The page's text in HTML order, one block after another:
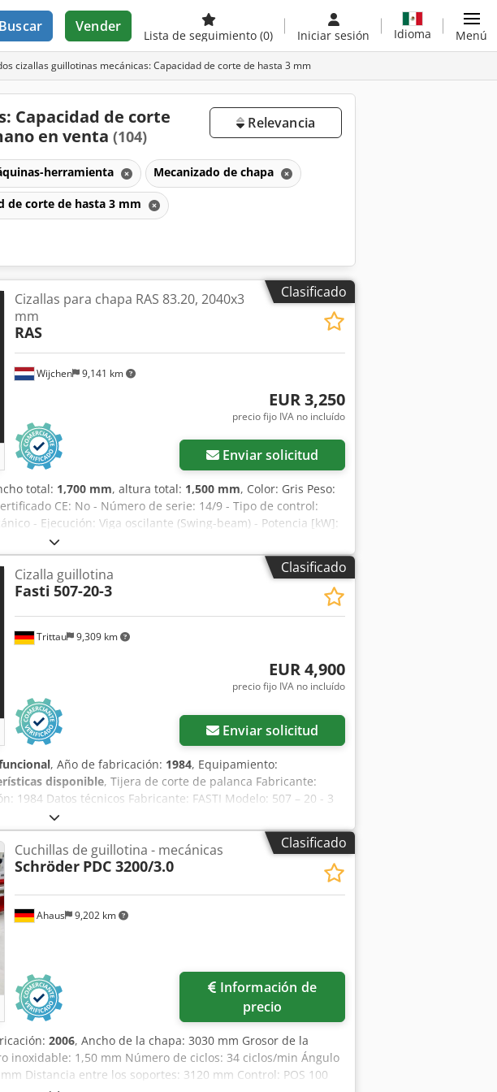
Buscar Vender
Lista de seguimiento (0) Iniciar sesión Idioma Menú
cizallas guillotinas mecánicas: Capacidad de corte de hasta 3 mm
Capacidad de corte
en venta (104)
Relevancia
herramienta Mecanizado de chapa
de corte de hasta 3 mm
Clasificado
Wijchen 9,141 km
Cizallas para chapa RAS 83.20, 2040x3
mm
RAS
EUR 3,250
precio fijo IVA no incluído
Enviar solicitud
total: 1,700 mm, altura total: 1,500 mm, Color: Gris Peso:
CE: No - Número de serie: 14/9 - Tipo de control:
- Ejecución: Viga oscilante (Swing-beam) - Potencia [kW]:
máx. de trabajo [mm]: 2040 - Velocidad de corte [mm/min]:
[mm]: 550 - Ajuste de ángulo: Manual - Dimensiones de
(L x An x Al) - Peso de transporte [kg]: 2050 kg Chedpfx Aozry
financiera IVA: El precio indicado es más IVA
empresas Entrega y recompra posibles en todo momento
van Rossum
Clasificado
Trittau 9,309 km
Cizalla guillotina
Fasti 507-20-3
EUR 4,900
precio fijo IVA no incluído
Enviar solicitud
, Año de fabricación: 1984, Equipamiento:
disponible, Tijera de corte de palanca Fabricante:
1984 Datos técnicos Fabricante: FASTI Modelo: 507 – 20 - 3
2040 mm Grosor de la chapa: 3,00 mm Chjdpfx
Número de carreras: 65 Potencia del motor: 7,5 kW
m de brazos de apoyo) x Alto 1,3 m Peso: 2,1 t
manualmente - Presión del sujeción ajustable - Tope
la separación de corte - 4 cuchillas de repuesto (2
los datos son orientativos. Se puede realizar una
en cualquier momento.
Clasificado
Ahaus 9,202 km
Cuchillas de guillotina - mecánicas
Schröder PDC 3200/3.0
precio
2006, Ancho de la chapa: 3030 mm Grosor de la
inoxidable: 1,50 mm Número de ciclos: 34 ciclos/min Ángulo
Distancia entre los soportes: 3120 mm Control: POS 100